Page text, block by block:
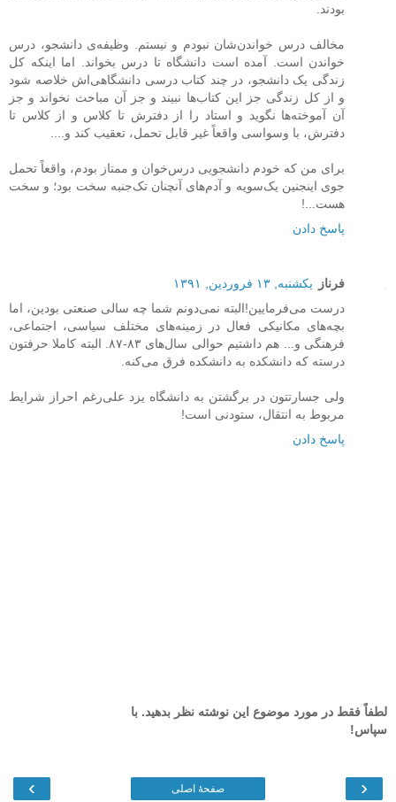
بودند.
مخالف درس خواندن‌شان نبودم و نیستم. وظیفه‌ی دانشجو، درس
خواندن است. آمده است دانشگاه تا درس بخواند. اما اینکه کل
زندگی یک دانشجو، در چند کتاب درسی دانشگاهی‌اش خلاصه شود
و از کل زندگی جز این کتاب‌ها نبیند و جز آن مباحث نخواند و جز
آن آموخته‌ها نگوید و استاد را از دفترش تا کلاس و از کلاس تا
دفترش، با وسواسی واقعاً غیر قابل تحمل، تعقیب کند و....
برای من که خودم دانشجویی درس‌خوان و ممتاز بودم، واقعاً تحمل
جوی اینجنین یک‌سویه و آدم‌های آنچنان تک‌جنبه سخت بود؛ و سخت
هست...!
پاسخ دادن
فرناز
یکشنبه, ۱۳ فروردین, ۱۳۹۱
درست می‌فرمایین!البته نمی‌دونم شما چه سالی صنعتی بودین، اما
بچه‌های مکانیکی فعال در زمینه‌های مختلف سیاسی، اجتماعی،
فرهنگی و... هم داشتیم حوالی سال‌های ۸۳-۸۷. البته کاملا حرفتون
درسته که دانشکده به دانشکده فرق می‌کنه.
ولی جسارتتون در برگشتن به دانشگاه یزد علی‌رغم احراز شرایط
مربوط به انتقال، ستودنی است!
پاسخ دادن
لطفاً فقط در مورد موضوع این نوشته نظر بدهید. با
سپاس!
‹
› صفحهٔ اصلی